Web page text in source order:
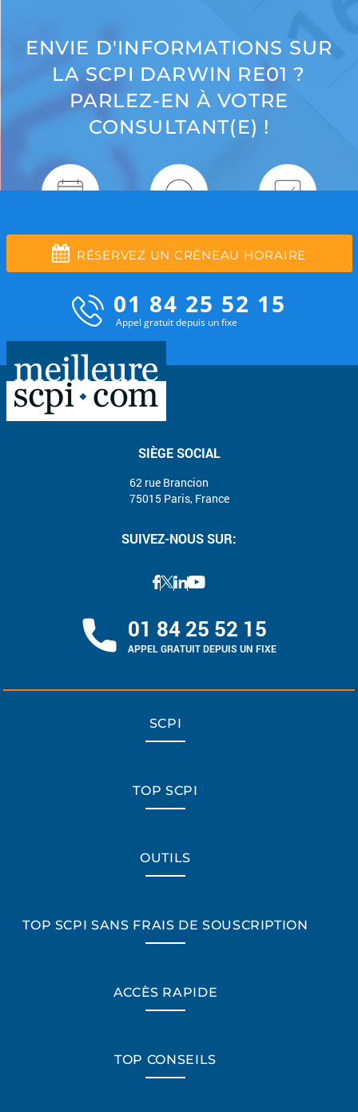
ENVIE D'INFORMATIONS SUR
LA SCPI DARWIN RE01 ?
PARLEZ-EN À VOTRE
CONSULTANT(E) !
RÉSERVEZ UN CRÉNEAU HORAIRE
01 84 25 52 15
Appel gratuit depuis un fixe
SIÈGE SOCIAL
62 rue Brancion
75015 Paris, France
SUIVEZ-NOUS SUR:
01 84 25 52 15
APPEL GRATUIT DEPUIS UN FIXE
SCPI
TOP SCPI
OUTILS
TOP SCPI SANS FRAIS DE SOUSCRIPTION
ACCÈS RAPIDE
TOP CONSEILS